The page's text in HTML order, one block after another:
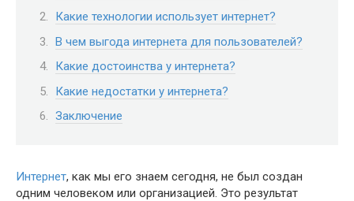
Какие технологии использует интернет?
В чем выгода интернета для пользователей?
Какие достоинства у интернета?
Какие недостатки у интернета?
Заключение
Интернет, как мы его знаем сегодня, не был создан
одним человеком или организацией. Это результат